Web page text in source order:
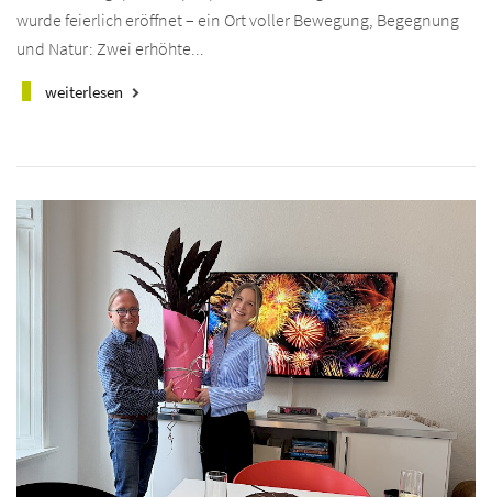
wurde feierlich eröffnet – ein Ort voller Bewegung, Begegnung
und Natur: Zwei erhöhte...
weiterlesen keyboard_arrow_right